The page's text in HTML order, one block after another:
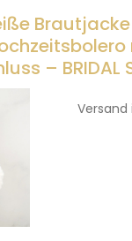
– BRIDAL
Versand